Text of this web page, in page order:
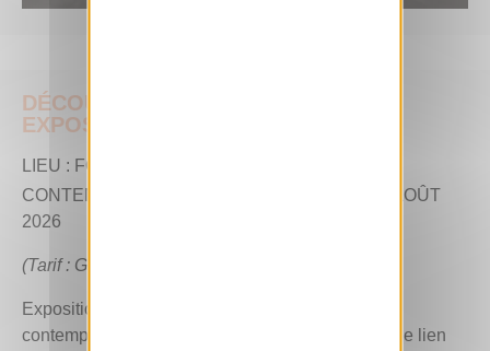
DÉCOUVREZ L’EXPOSITION «
EXPOSITION GÉNÉRALE »
LIEU : FONDATION CARTIER POUR L’ART
CONTEMPORAIN, PARIS 1
– JUSQU’AU 23 AOÛT
2026
(Tarif : Gratuit)
Exposition Générale explore quarante ans d’art
contemporain à la Fondation Cartier, réinventant le lien